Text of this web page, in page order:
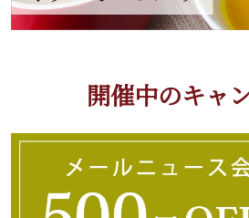
開催中のキャ